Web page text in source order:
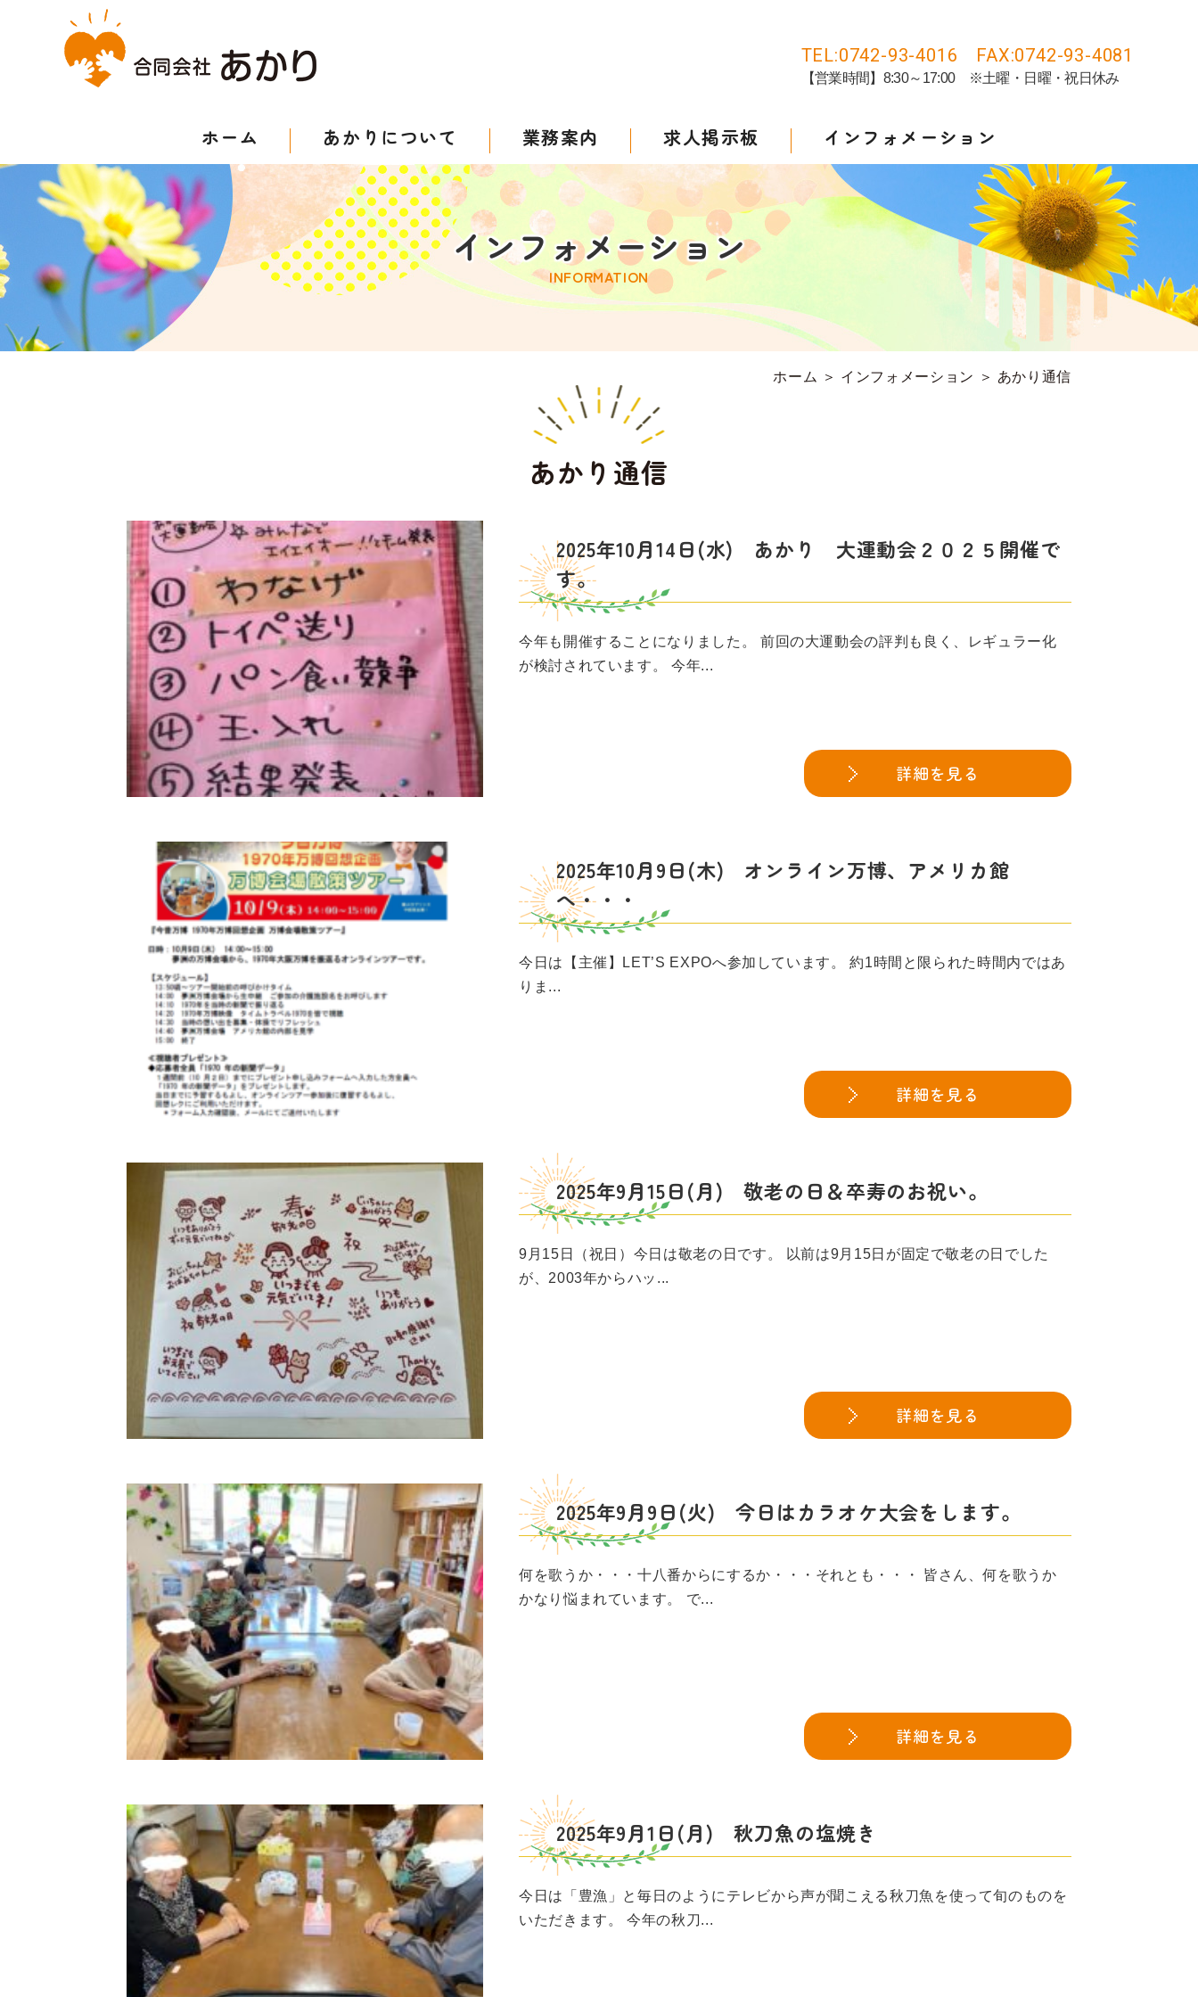
TEL:0742-93-4016 FAX:0742-93-4081
【営業時間】8:30～17:00 ※土曜・日曜・祝日休み
ホーム あかりについて 業務案内 求人掲示板 インフォメーション
インフォメーション
INFORMATION
ホーム ＞ インフォメーション ＞ あかり通信
あかり通信
2025年10月14日(水) あかり 大運動会２０２５開催で
す。
今年も開催することになりました。 前回の大運動会の評判も良く、レギュラー化
が検討されています。 今年...
詳細を見る
2025年10月9日(木) オンライン万博、アメリカ館
へ・・・
今日は【主催】LET’S EXPOへ参加しています。 約1時間と限られた時間内ではあ
りま...
詳細を見る
2025年9月15日(月) 敬老の日＆卒寿のお祝い。
9月15日（祝日）今日は敬老の日です。 以前は9月15日が固定で敬老の日でした
が、2003年からハッ...
詳細を見る
2025年9月9日(火) 今日はカラオケ大会をします。
何を歌うか・・・十八番からにするか・・・それとも・・・ 皆さん、何を歌うか
かなり悩まれています。 で...
詳細を見る
2025年9月1日(月) 秋刀魚の塩焼き
今日は「豊漁」と毎日のようにテレビから声が聞こえる秋刀魚を使って旬のものを
いただきます。 今年の秋刀...